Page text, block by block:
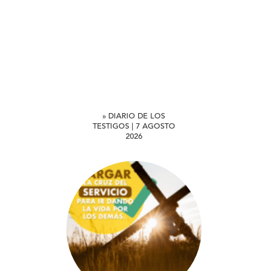
» DIARIO DE LOS
TESTIGOS | 7 AGOSTO
2026